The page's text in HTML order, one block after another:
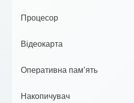
Процесор
Відеокарта
Оперативна пам’ять
Накопичувач